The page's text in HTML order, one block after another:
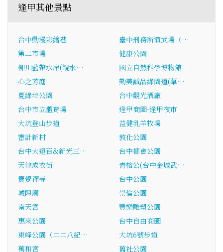
逢甲其他景點
台中動漫彩繪巷
臺中刑務所演武場（…
第二市場
健康公園
柳川藍帶水岸(親水…
國立自然科學博物館
心之芳庭
勤美誠品綠園道(草…
夏綠地公園
台中觀光酒廠
台中市立體育場
逢甲商圈-逢甲夜市
大坑登山步道
益健乳羊牧場
審計新村
敦化公園
台中大遠百&新光三…
台中都會公園
天津成衣街
青榕公(台中金城武…
寶覺禪寺
台中公園
城隍廟
崇倫公園
南天宮
豐樂雕塑公園
惠來公園
台中自由商圈
東峰公園（二二八紀…
大坑6號步道
萬和宮
舊社公園